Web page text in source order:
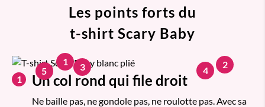
Les points forts du
t-shirt Scary Baby
1 Un col rond qui file droit
Ne baille pas, ne gondole pas, ne roulotte pas. Avec sa
1 2
3 4
5